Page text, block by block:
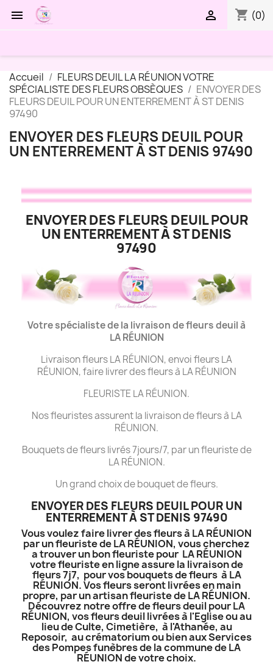
 shopping_cart (0)

Accueil
FLEURS DEUIL LA RÉUNION VOTRE
SPÉCIALISTE DES FLEURS OBSÈQUES
ENVOYER DES
FLEURS DEUIL POUR UN ENTERREMENT À ST DENIS
97490
ENVOYER DES FLEURS DEUIL POUR
UN ENTERREMENT À ST DENIS 97490
ENVOYER DES FLEURS DEUIL POUR
UN ENTERREMENT À ST DENIS
97490
Votre spécialiste de la livraison de fleurs deuil à
LARÉUNION
Livraison fleurs LA RÉUNION, envoi fleurs LA
RÉUNION, faire livrer des fleurs à LA RÉUNION
FLEURISTE LA RÉUNION.
Nos fleuristes assurent la livraison de fleurs à LA
RÉUNION.
Bouquets de fleurs livrés 7jours/7, par un fleuriste de
LA RÉUNION.
Un grand choix de bouquet de fleurs.
ENVOYER DES FLEURS DEUIL POUR UN
ENTERREMENT À ST DENIS 97490
Vous voulez faire livrer des fleurs à LA RÉUNION
par un fleuriste de LA RÉUNION, vous cherchez
a trouver un bon fleuriste pour LA RÉUNION
votre fleuriste en ligne assure la livraison de
fleurs 7j7, pour vos bouquets de fleurs à LA
RÉUNION. Vos fleurs seront livrées en main
propre, par un artisan fleuriste de LA RÉUNION.
Découvrez notre offre de fleurs deuil pour LA
RÉUNION, vos fleurs deuil livrées à l'Eglise ou au
lieu de Culte, Cimetière, à l'Athanée, au
Reposoir, au crématorium ou bien aux Services
des Pompes funèbres de la commune de LA
RÉUNION de votre choix.